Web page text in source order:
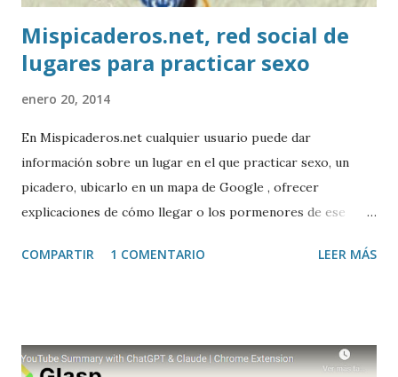
Mispicaderos.net, red social de
lugares para practicar sexo
enero 20, 2014
En Mispicaderos.net cualquier usuario puede dar
información sobre un lugar en el que practicar sexo, un
picadero, ubicarlo en un mapa de Google , ofrecer
explicaciones de cómo llegar o los pormenores de ese
el creador de este portal. Descargar mp3
COMPARTIR 1 COMENTARIO LEER MÁS